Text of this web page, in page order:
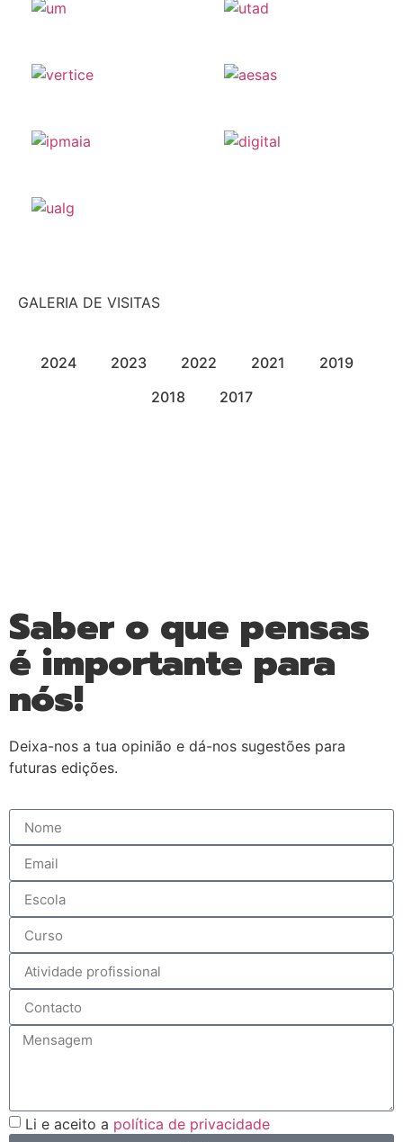
GALERIA DE VISITAS
2024 2023 2022 2021
2019
2018
2017
Saber o que pensas
é importante para
nós!
Deixa-nos a tua opinião e dá-nos sugestões para
futuras edições.
Li e aceito a política de privacidade